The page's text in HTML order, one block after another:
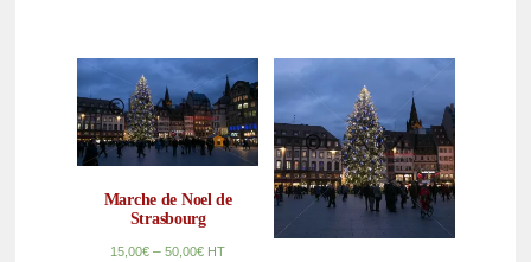
Marche de Noel de
Strasbourg
15,00€ –50,00€ HT